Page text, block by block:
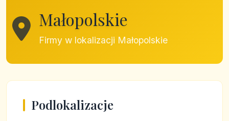
Małopolskie
Firmy w lokalizacji Małopolskie
Podlokalizacje